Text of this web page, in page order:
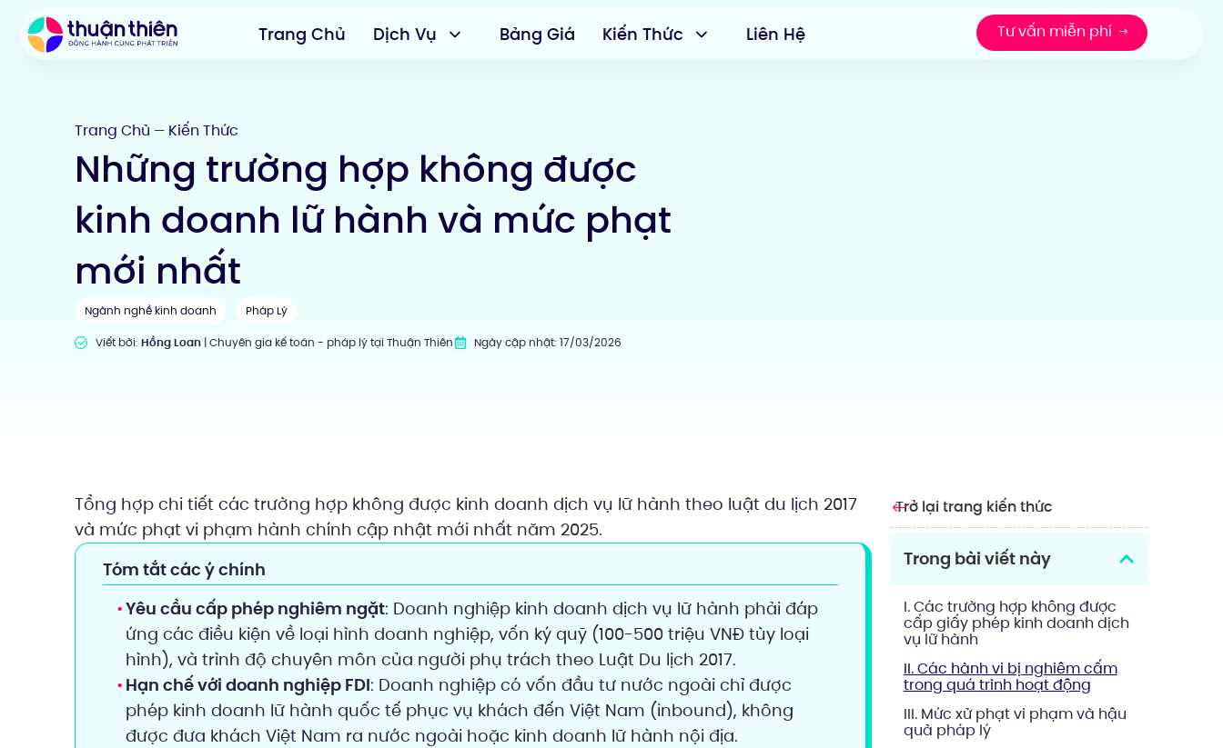
Trang Chủ Dịch Vụ Bảng Giá Kiến Thức Liên Hệ Tư vấn miễn phí
Trang Chủ — Kiến Thức
Những trường hợp không được
kinh doanh lữ hành và mức phạt
mới nhất
Ngành nghề kinh doanh Pháp Lý
Viết bởi: Hồng Loan| Chuyên gia kế toán - pháp lý tại Thuận Thiên Ngày cập nhật: 17/03/2026
Tổng hợp chi tiết các trường hợp không được kinh doanh dịch vụ lữ hành theo luật du lịch 2017
và mức phạt vi phạm hành chính cập nhật mới nhất năm 2025.
Tóm tắt các ý chính
Yêu cầu cấp phép nghiêm ngặt: Doanh nghiệp kinh doanh dịch vụ lữ hành phải đáp
ứng các điều kiện về loại hình doanh nghiệp, vốn ký quỹ (100-500 triệu VNĐ tùy loại
hình), và trình độ chuyên môn của người phụ trách theo Luật Du lịch 2017.
Hạn chế với doanh nghiệp FDI: Doanh nghiệp có vốn đầu tư nước ngoài chỉ được
phép kinh doanh lữ hành quốc tế phục vụ khách đến Việt Nam (inbound), không
được đưa khách Việt Nam ra nước ngoài hoặc kinh doanh lữ hành nội địa.
Trở lại trang kiến thức
Trong bài viết này
I. Các trường hợp không được
cấp giấy phép kinh doanh dịch
vụ lữ hành
II. Các hành vi bị nghiêm cấm
trong quá trình hoạt động
III. Mức xử phạt vi phạm và hậu
quả pháp lý